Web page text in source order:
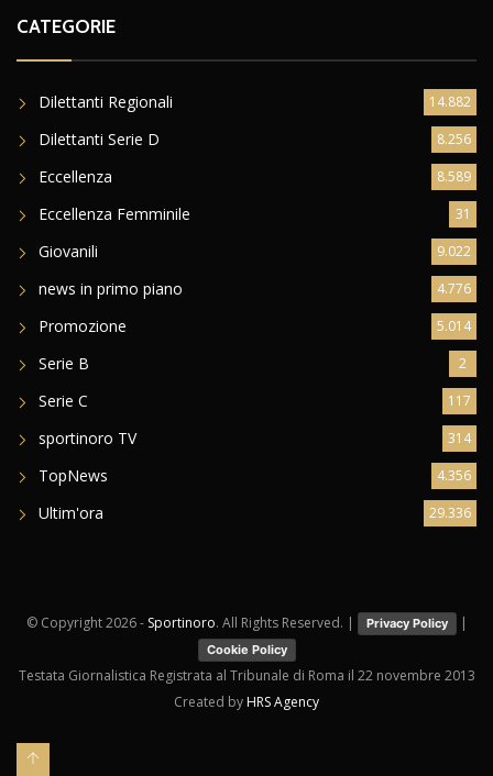
CATEGORIE
Dilettanti Regionali 14.882
Dilettanti Serie D 8.256
Eccellenza 8.589
Eccellenza Femminile 31
Giovanili 9.022
news in primo piano 4.776
Promozione 5.014
Serie B 2
Serie C 117
sportinoro TV 314
TopNews 4.356
Ultim'ora 29.336
© Copyright2026 - Sportinoro. All Rights Reserved. | Privacy Policy |
Cookie Policy
Testata Giornalistica Registrata al Tribunale di Roma il 22 novembre 2013
Created by HRS Agency